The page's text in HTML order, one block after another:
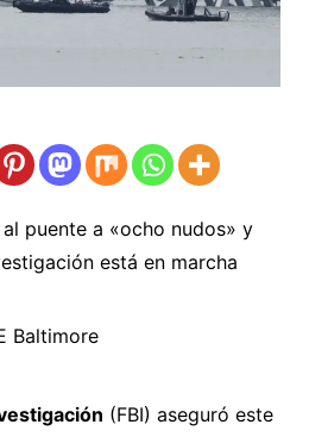
puente a «ocho nudos» y
está en marcha
Baltimore
(FBI) aseguró este